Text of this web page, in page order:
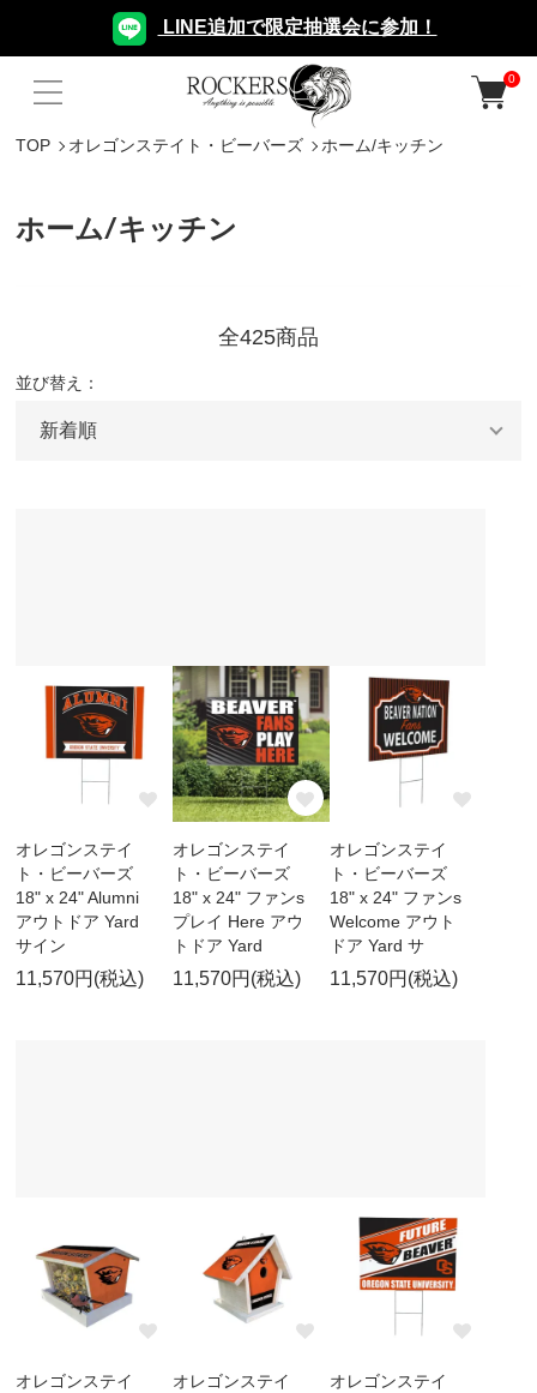
LINE追加で限定抽選会に参加！
0
TOP オレゴンステイト・ビーバーズ ホーム/キッチン
ホーム/キッチン
全425商品
並び替え：
オレゴンステイ
ト・ビーバーズ
18" x 24" Alumni
アウトドア Yard
サイン
11,570円(税込)
オレゴンステイ
ト・ビーバーズ
18" x 24" ファンs
プレイ Here アウ
トドア Yard
11,570円(税込)
オレゴンステイ
ト・ビーバーズ
18" x 24" ファンs
Welcome アウト
ドア Yard サ
11,570円(税込)
オレゴンステイ
オレゴンステイ
オレゴンステイ